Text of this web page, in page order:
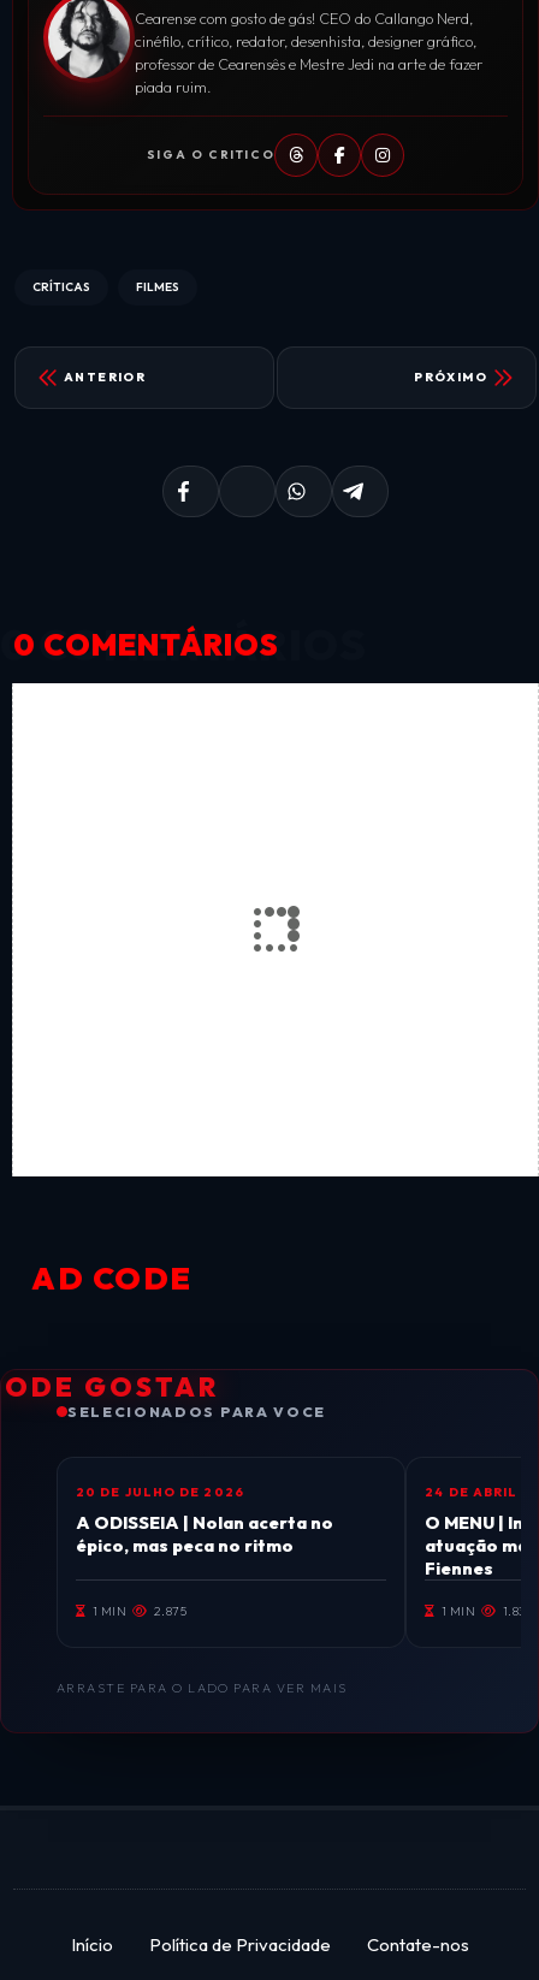
Cearense com gosto de gás! CEO do Callango Nerd,
cinéfilo, crítico, redator, desenhista, designer gráfico,
professor de Cearensês e Mestre Jedi na arte de fazer
piada ruim.
SIGA O CRITICO
CRÍTICAS FILMES
ANTERIOR PRÓXIMO
0 COMENTÁRIOS
AD CODE
GOSTAR
SELECIONADOS PARA VOCE
CINEMA
20 DE JULHO DE 2026
A ODISSEIA | Nolan acerta no
épico, mas peca no ritmo
1 MIN 2.875
CINEMA
24 DE ABRIL
O MENU |
atuação
Fiennes
1 MIN 1.836
ARRASTE PARA O LADO PARA VER MAIS
Início Política de Privacidade
Contate-nos